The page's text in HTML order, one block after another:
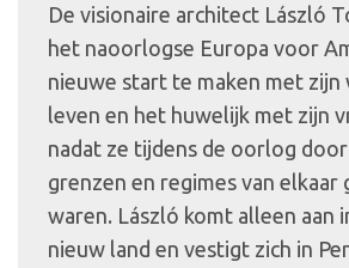
De visionaire architect László
het naoorlogse Europa voor
nieuwe start te maken met zijn
leven en het huwelijk met zijn
nadat ze tijdens de oorlog
grenzen en regimes van elkaar
waren. László komt alleen aan
nieuw land en vestigt zich in